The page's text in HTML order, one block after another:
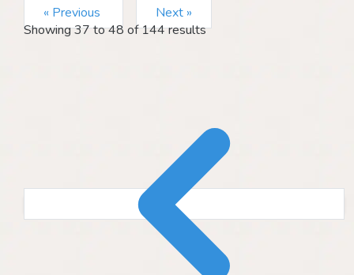
« Previous
Next »
Showing37to48 of144results